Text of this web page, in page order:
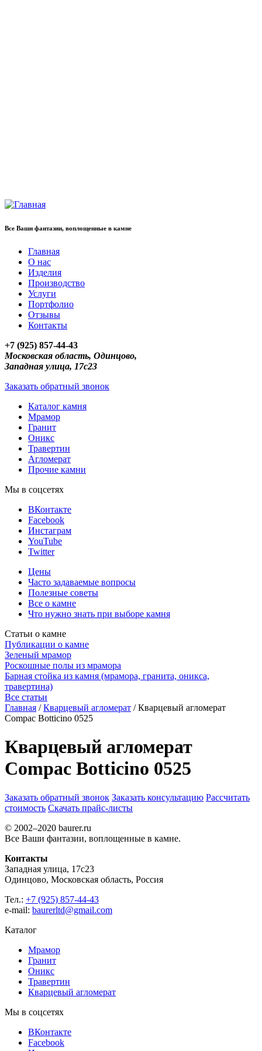
Все Ваши фантазии, воплощенные в камне
Главная
О нас
Изделия
Производство
Услуги
Портфолио
Отзывы
Контакты
+7 (925) 857-44-43
Московская область, Одинцово,
Западная улица, 17с23
Заказать обратный звонок
Каталог камня
Мрамор
Гранит
Оникс
Травертин
Агломерат
Прочие камни
Мы в соцсетях
ВКонтакте
Facebook
Инстаграм
YouTube
Twitter
Цены
Часто задаваемые вопросы
Полезные советы
Все о камне
Что нужно знать при выборе камня
Статьи о камне
Публикации о камне
Зеленый мрамор
Роскошные полы из мрамора
Барная стойка из камня (мрамора, гранита, оникса,
травертина)
Все статьи
Главная / Кварцевый агломерат / Кварцевый агломерат
Compac Botticino 0525
Кварцевый агломерат
Compac Botticino 0525
Заказать обратный звонок Заказать консультацию Рассчитать
стоимость Скачать прайс-листы
© 2002–2020 baurer.ru
Все Ваши фантазии, воплощенные в камне.
Контакты
Западная улица, 17с23
Одинцово, Московская область, Россия
Тел.: +7 (925) 857-44-43
e-mail: baurerltd@gmail.com
Каталог
Мрамор
Гранит
Оникс
Травертин
Кварцевый агломерат
Мы в соцсетях
ВКонтакте
Facebook